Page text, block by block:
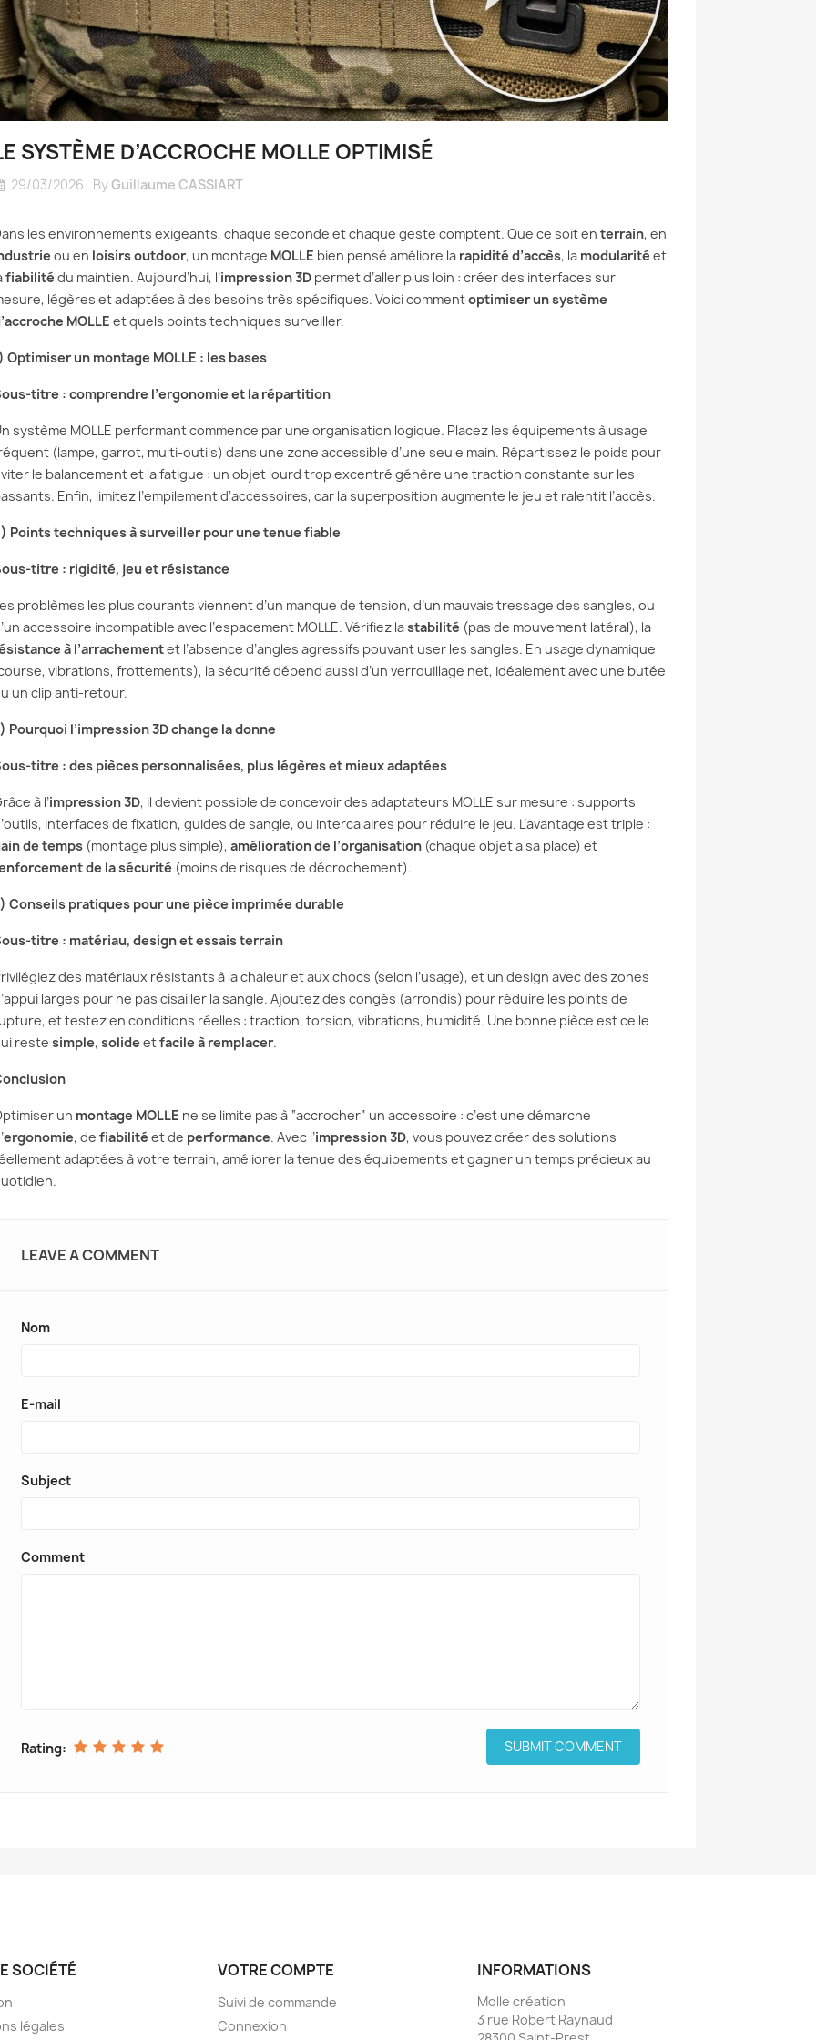
SYSTÈME D’ACCROCHE MOLLE OPTIMISÉ
29/03/2026 ByGuillaume CASSIART
les environnements exigeants, chaque seconde et chaque geste comptent. Que ce soit en terrain, en
ou en loisirs outdoor, un montage MOLLE bien pensé améliore la rapidité d’accès, la modularité et
fiabilité du maintien. Aujourd’hui, l’impression 3Dpermet d’aller plus loin : créer des interfaces sur
légères et adaptées à des besoins très spécifiques. Voici commentoptimiser un système
MOLLE et quels points techniques surveiller.
Optimiser un montage MOLLE : les bases
titre : comprendre l’ergonomie et la répartition
système MOLLE performant commence par une organisation logique. Placez les équipements à usage
(lampe, garrot, multi-outils) dans une zone accessible d’une seule main. Répartissez le poids pour
le balancement et la fatigue : un objet lourd trop excentré génère une traction constante sur les
Enfin, limitez l’empilement d’accessoires, car la superposition augmente le jeu et ralentit l’accès.
Points techniques à surveiller pour une tenue fiable
titre : rigidité, jeu et résistance
problèmes les plus courants viennent d’un manque de tension, d’un mauvais tressage des sangles, ou
accessoire incompatible avec l’espacement MOLLE. Vérifiez lastabilité (pas de mouvement latéral), la
à l’arrachementet l’absence d’angles agressifs pouvant user les sangles. En usage dynamique
vibrations, frottements), la sécurité dépend aussi d’un verrouillage net, idéalement avec une butée
un clip anti-retour.
Pourquoi l’impression 3D change la donne
titre : des pièces personnalisées, plus légères et mieux adaptées
à l’impression 3D, il devient possible de concevoir des adaptateurs MOLLE sur mesure : supports
interfaces de fixation, guides de sangle, ou intercalaires pour réduire le jeu. L’avantage est triple :
de temps(montage plus simple), amélioration de l’organisation(chaque objet a sa place) et
de la sécurité (moins de risques de décrochement).
Conseils pratiques pour une pièce imprimée durable
titre : matériau, design et essais terrain
des matériaux résistants à la chaleur et aux chocs (selon l’usage), et un design avec des zones
larges pour ne pas cisailler la sangle. Ajoutez des congés (arrondis) pour réduire les points de
et testez en conditions réelles : traction, torsion, vibrations, humidité. Une bonne pièce est celle
reste simple, solide etfacile à remplacer.
un montage MOLLE ne se limite pas à “accrocher” un accessoire : c’est une démarche
ergonomie, de fiabilité et de performance. Avec l’impression 3D, vous pouvez créer des solutions
adaptées à votre terrain, améliorer la tenue des équipements et gagner un temps précieux au
LEAVE A COMMENT
Nom
E-mail
Subject
Comment
Rating:
SOCIÉTÉ
légales
VOTRE COMPTE
Suivi de commande
Connexion
INFORMATIONS
Molle création
3 rue Robert Raynaud